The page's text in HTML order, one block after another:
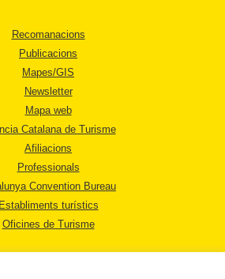
Recomanacions
Publicacions
Mapes/GIS
Newsletter
Mapa web
Catalana de Turisme
Afiliacions
Professionals
Convention Bureau
Establiments turístics
Oficines de Turisme